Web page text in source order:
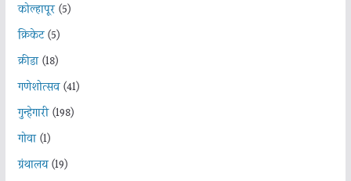
कोल्हापूर(5)
क्रिकेट(5)
क्रीडा(18)
गणेशोत्सव(41)
गुन्हेगारी(198)
गोवा(1)
ग्रंथालय(19)